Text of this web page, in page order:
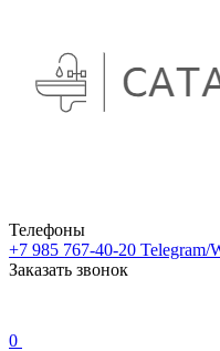
Телефоны
+7 985 767-40-20 Telegram/
Заказать звонок
0